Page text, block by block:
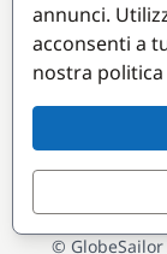
Destinazioni
© GlobeSailor
annunci.
acconsenti a
nostra